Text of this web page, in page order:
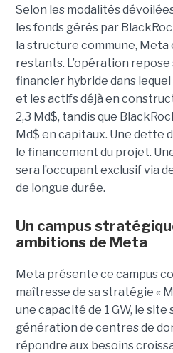
Selon les modalités
les fonds gérés par
la structure commune, Meta
restants. L’opération
financier hybride dans
et les actifs déjà en
2,3 Md$, tandis que
Md$ en capitaux. Une dette
le financement du projet.
sera l’occupant exclusif via
de longue durée.
Un campus
ambitions de Meta
Meta présente ce campus
maîtresse de sa stratégie «
une capacité de 1 GW, le site
génération de centres de
répondre aux besoins